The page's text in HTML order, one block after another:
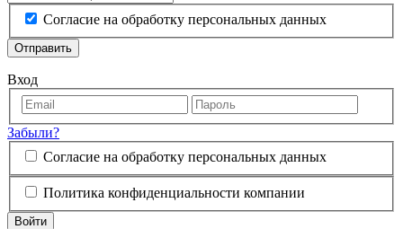
Согласие на обработку персональных данных
Отправить
Вход
Забыли?
Согласие на обработку персональных данных
Политика конфиденциальности компании
Войти